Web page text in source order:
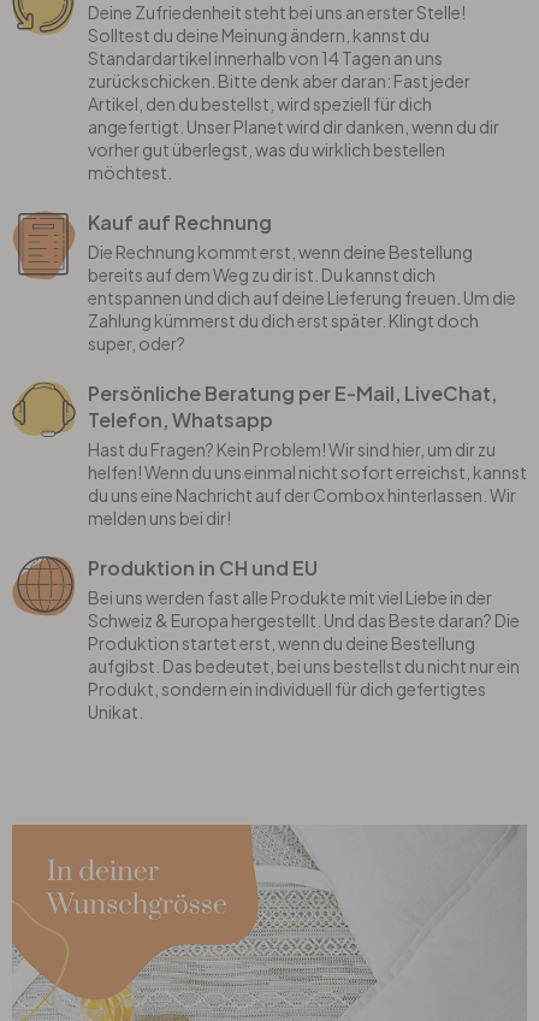
Deine Zufriedenheit steht bei uns an erster Stelle!
Solltest du deine Meinung ändern, kannst du
Standardartikel innerhalb von 14 Tagen an uns
zurückschicken. Bitte denk aber daran: Fast jeder
Artikel, den du bestellst, wird speziell für dich
angefertigt. Unser Planet wird dir danken, wenn du dir
vorher gut überlegst, was du wirklich bestellen
möchtest.
Kauf auf Rechnung
Die Rechnung kommt erst, wenn deine Bestellung
bereits auf dem Weg zu dir ist. Du kannst dich
entspannen und dich auf deine Lieferung freuen. Um die
Zahlung kümmerst du dich erst später. Klingt doch
super, oder?
Persönliche Beratung per E-Mail, LiveChat,
Telefon, Whatsapp
Hast du Fragen? Kein Problem! Wir sind hier, um dir zu
helfen! Wenn du uns einmal nicht sofort erreichst, kannst
du uns eine Nachricht auf der Combox hinterlassen. Wir
melden uns bei dir!
Produktion in CH und EU
Bei uns werden fast alle Produkte mit viel Liebe in der
Schweiz & Europa hergestellt. Und das Beste daran? Die
Produktion startet erst, wenn du deine Bestellung
aufgibst. Das bedeutet, bei uns bestellst du nicht nur ein
Produkt, sondern ein individuell für dich gefertigtes
Unikat.